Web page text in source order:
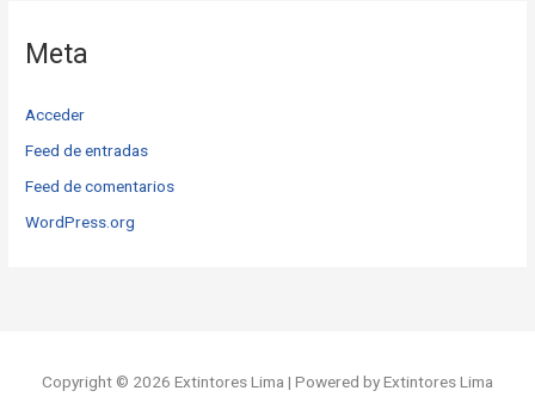
Meta
Acceder
Feed de entradas
Feed de comentarios
WordPress.org
Copyright © 2026 Extintores Lima | Powered by Extintores Lima